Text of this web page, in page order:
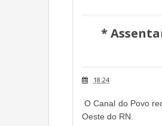
*
18:24
O Canal do Povo
Oeste do RN.